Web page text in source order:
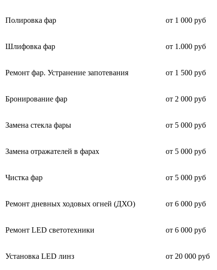
Полировка фар от 1 000 руб
Шлифовка фар от 1.000 руб
Ремонт фар. Устранение запотевания от 1 500 руб
Бронирование фар от 2 000 руб
Замена стекла фары от 5 000 руб
Замена отражателей в фарах от 5 000 руб
Чистка фар от 5 000 руб
Ремонт дневных ходовых огней (ДХО) от 6 000 руб
Ремонт LED светотехники от 6 000 руб
Установка LED линз от 20 000 руб